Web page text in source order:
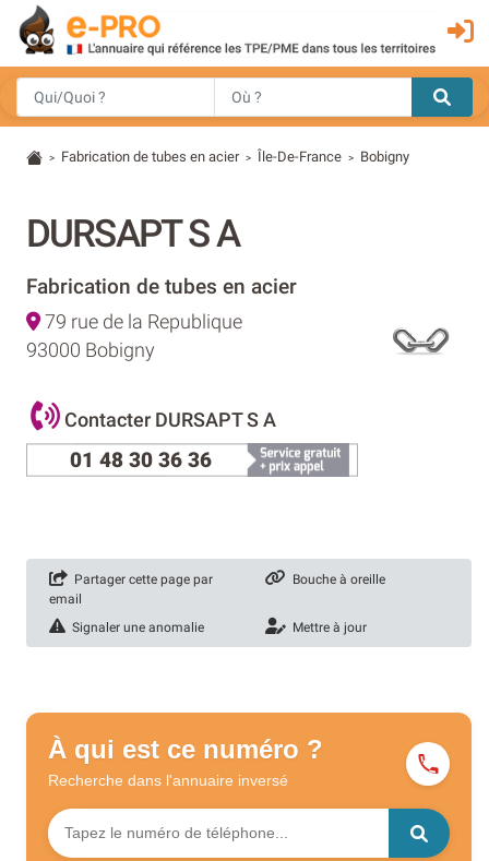
> Fabrication de tubes en acier > Île-De-France > Bobigny
DURSAPT S A
Fabrication de tubes en acier
79 rue de la Republique
93000 Bobigny
Contacter DURSAPT S A
01 48 30 36 36
Partager cette page par
email
Bouche à oreille
Signaler une anomalie Mettre à jour
À qui est ce numéro ?
Recherche dans l'annuaire inversé